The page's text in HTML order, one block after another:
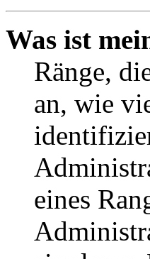
Was ist
Ränge,
an, wie
eines